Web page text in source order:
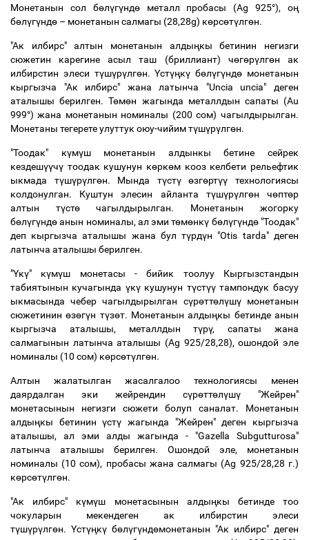
Монетанын сол бөлүгүндөметалл пробасы (Ag 925°), оң
бөлүгүндө – монетанын салмагы (28,28g) көрсөтүлгөн.
"Ак илбирс" алтын монетанын алдыңкы бетинин негизги
сюжетин карегине асыл таш (бриллиант) чөгөрүлгөн ак
илбирстин элеси түшүрүлгөн.Үстүңкү бөлүгүндө монетанын
кыргызча "Ак илбирс" жана латынча "Uncia uncia" деген
аталышы берилген. Төмөн жагында металлдын сапаты (Au
999°) жана монетанын номиналы (200 сом) чагылдырылган.
Монетаны тегерете улуттук оюу-чийим түшүрүлгөн.
"Тоодак" күмүш монетанын алдынкы бетине сейрек
кездешүүчү тоодак кушунун көркөм кооз келбети рельефтик
ыкмада түшүрүлгөн. Мында түстү өзгөртүү технологиясы
колдонулган. Куштун элесин айланта түшүрүлгөн чөптөр
алтын түстөчагылдырылган. Монетанын жогорку
бөлүгүндөанын номиналы, ал эми төмөнкү бөлүгүндө"Тоодак"
деп кыргызча аталышы жана бул түрдүн "Otis tarda" деген
латынча аталышы берилген.
"Үкү" күмүш монетасы - бийик тоолуу Кыргызстандын
табиятынын кучагында үкү кушунун түстүү тампондук басуу
ыкмасында чебер чагылдырылган сүрөттөлүшүмонетанын
сюжетининөзөгүн түзөт. Монетанын алдыңкы бетинде анын
кыргызча аталышы, металлдын түрү, сапаты жана
салмагынын латынча аталышы (Ag 925/28,28), ошондой эле
номиналы (10 сом) көрсөтүлгөн.
Алтын жалатылган жасалгалоо технологиясы менен
даярдалган эки жейрендин сүрөттөлүшү "Жейрен"
монетасынын негизги сюжети болуп саналат. Монетанын
алдыңкы бетининүстү жагында "Жейрен" деген кыргызча
аталышы, ал эми алды жагында - "Gazella Subgutturosa"
латынча аталышы берилген. Ошондой эле, монетанын
номиналы (10 сом), пробасы жана салмагы (Ag 925/28,28 г.)
көрсөтүлгөн.
"Ак илбирс" күмүш монетасынын алдыңкы бетинде тоо
чокуларын мекендеген ак илбирстин элеси
түшүрүлгөн. Үстүңкү бөлүгүндөмонетанын "Ак илбирс" деген